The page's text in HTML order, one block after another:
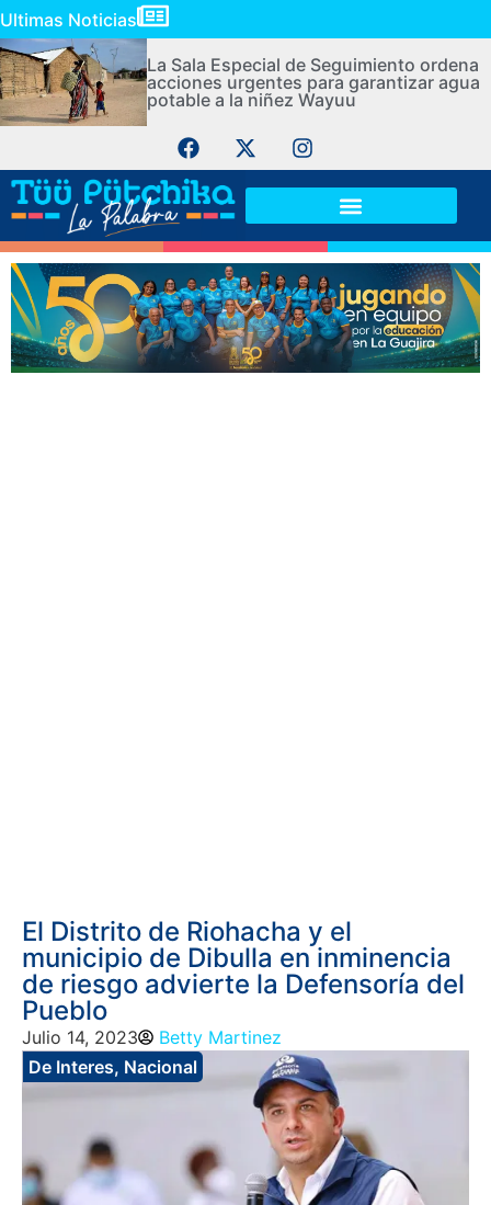
Ultimas Noticias
La Sala Especial de Seguimiento ordena
acciones urgentes para garantizar agua
potable a la niñez Wayuu
El Distrito de Riohacha y el
municipio de Dibulla en inminencia
de riesgo advierte la Defensoría del
Pueblo
Julio 14, 2023
Betty Martinez
De Interes, Nacional